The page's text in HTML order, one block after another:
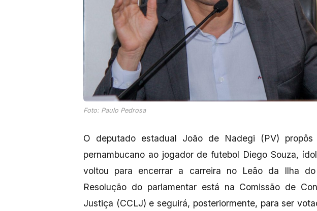
Foto: Paulo Pedrosa
O deputado estadual João de Nadegi (PV)
pernambucano ao jogador de futebol Diego Souza,
voltou para encerrar a carreira no Leão da Ilha
Resolução do parlamentar está na Comissão de
Justiça (CCLJ) e seguirá, posteriormente, para ser